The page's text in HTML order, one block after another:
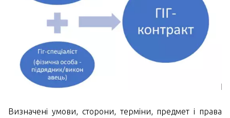
Визначені умови, сторони, терміни, предмет і права